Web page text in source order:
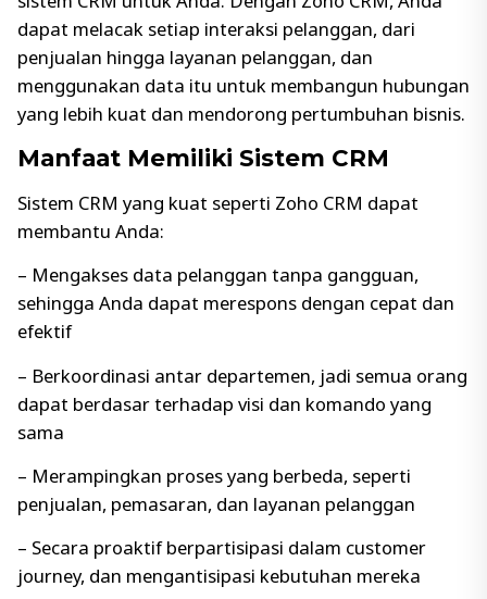
dapat melacak setiap interaksi pelanggan, dari
penjualan hingga layanan pelanggan, dan
menggunakan data itu untuk membangun hubungan
yang lebih kuat dan mendorong pertumbuhan bisnis.
Manfaat Memiliki Sistem CRM
Sistem CRM yang kuat seperti Zoho CRM dapat
membantu Anda:
– Mengakses data pelanggan tanpa gangguan,
sehingga Anda dapat merespons dengan cepat dan
efektif
– Berkoordinasi antar departemen, jadi semua orang
dapat berdasar terhadap visi dan komando yang
sama
– Merampingkan proses yang berbeda, seperti
penjualan, pemasaran, dan layanan pelanggan
– Secara proaktif berpartisipasi dalam customer
journey, dan mengantisipasi kebutuhan mereka